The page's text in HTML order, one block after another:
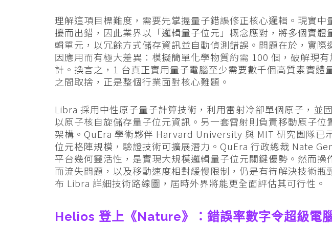
理解這項目標難度，需要先掌握量子錯誤修正核心邏輯。現實中
擾而出錯，因此業界以「邏輯量子位元」概念應對，將多個實體
輯單元，以冗餘方式儲存資訊並自動偵測錯誤。問題在於，實際
因應用而有極大差異：模擬簡單化學物質約需 100 個，破解現
計。換言之，1 台真正實用量子電腦至少需要數千個高質素實體
之間取捨，正是整個行業面對核心難題。
Libra 採用中性原子量子計算技術，利用雷射冷卻單個原子，並
以原子核自旋儲存量子位元資訊。另一套雷射則負責移動原子位
架構。QuEra 學術夥伴 Harvard University 與 MIT 研究團隊已
位元格陣規模，驗證技術可擴展潛力。QuEra 行政總裁 Nate
平台幾何靈活性，是實現大規模邏輯量子位元關鍵優勢。然而操
而流失問題，以及移動速度相對緩慢限制，仍是有待解決技術瓶
布 Libra 詳細技術路線圖，屆時外界將能更全面評估其可行性。
Helios 登上《Nature》：錯誤率數字令超級電